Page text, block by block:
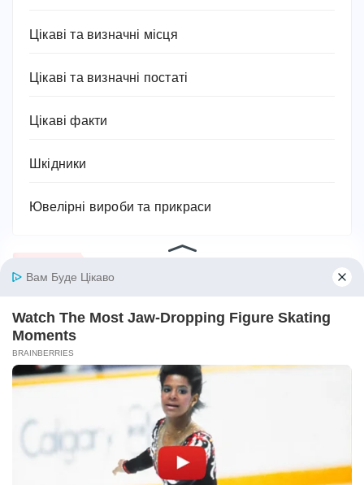
Цікаві та визначні місця
Цікаві та визначні постаті
Цікаві факти
Шкідники
Ювелірні вироби та прикраси
Архіви
Серпень 2026
Липень 2026
Травень 2026